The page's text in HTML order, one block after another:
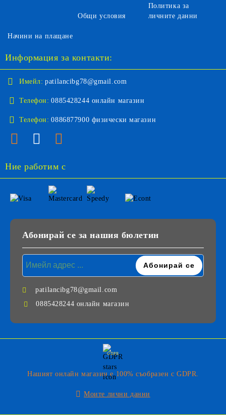
Общи условия
Политика за
личните данни
Начини на плащане
Информация за контакти:
Имейл: patilancibg78@gmail.com
Телефон: 0885428244 онлайн магазин
Телефон: 0886877900 физически магазин
Ние работим с
Абонирай се за нашия бюлетин
patilancibg78@gmail.com
0885428244 онлайн магазин
GDPR
Нашият онлайн магазин е 100% съобразен с GDPR.
Моите лични данни